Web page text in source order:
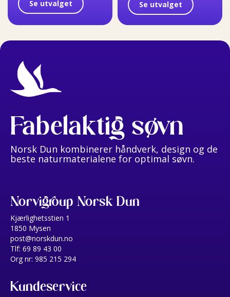
Se utvalget Se utvalget
Fabelaktig søvn
Norsk Dun kombinerer håndverk, design og de
beste naturmaterialene for optimal søvn.
Norvigroup Norsk Dun
Kjærlighetsstien 1
1850 Mysen
post@norskdun.no
Tlf: 69 89 43 00
Org nr: 985 215 294
Kundeservice